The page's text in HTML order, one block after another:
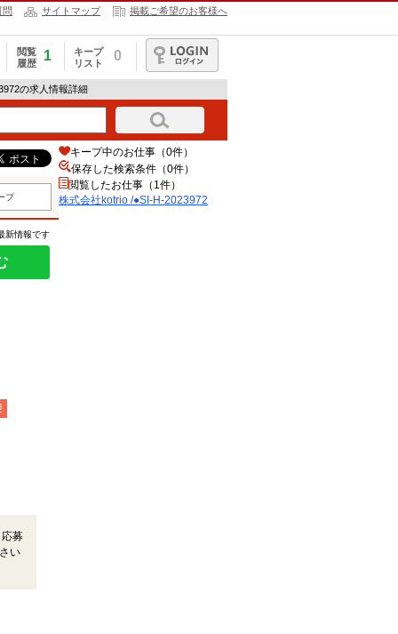
問 サイトマップ 掲載ご希望のお客様へ
閲覧
履歴
1
キープ
リスト
0
ログイン
の求人情報詳細
プ
新情報です
募
い
キープ中のお仕事（0件）
保存した検索条件（0件）
閲覧したお仕事（1件）
株式会社kotrio /●SI-H-2023972